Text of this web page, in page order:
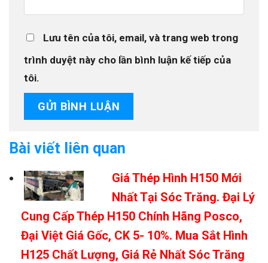
Lưu tên của tôi, email, và trang web trong
trình duyệt này cho lần bình luận kế tiếp của
tôi.
Bài viết liên quan
Giá Thép Hình H150 Mới
Nhất Tại Sóc Trăng. Đại Lý
Cung Cấp Thép H150 Chính Hãng Posco,
Đại Việt Giá Gốc, CK 5- 10%. Mua Sắt Hình
H125 Chất Lượng, Giá Rẻ Nhất Sóc Trăng